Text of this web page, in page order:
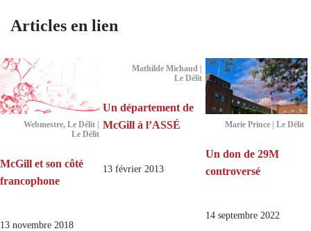
Articles en lien
Webmestre, Le Délit |
Le Délit
McGill et son côté
francophone
13 novembre 2018
Mathilde Michaud |
Le Délit
Un département de
McGill à l’ASSÉ
13 février 2013
Marie Prince | Le Délit
Un don de 29M
controversé
14 septembre 2022